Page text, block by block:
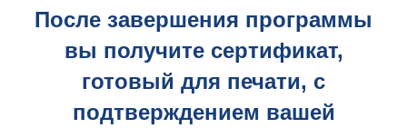
После завершения программы
вы получите сертификат,
готовый для печати, с
подтверждением вашей